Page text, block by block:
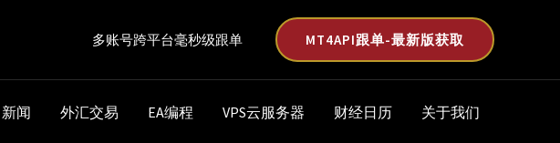
多账号跨平台毫秒级跟单 MT4API跟单-最新版获取
新闻 外汇交易 EA编程 VPS云服务器 财经日历 关于我们